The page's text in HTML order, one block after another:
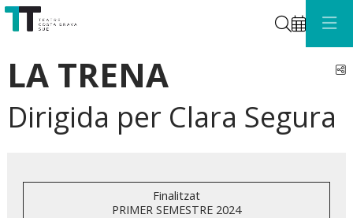
Cerca
LA TRENA
Dirigida per Clara Segura
Finalitzat
PRIMER SEMESTRE 2024